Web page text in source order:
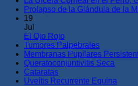
Prolapso de la Glándula de la
19
Jul
El Ojo Rojo
Tumores Palpebrales
Membranas Pupilares
Queratoconjuntivitis Seca
Cataratas
Uveítis Recurrente Equina